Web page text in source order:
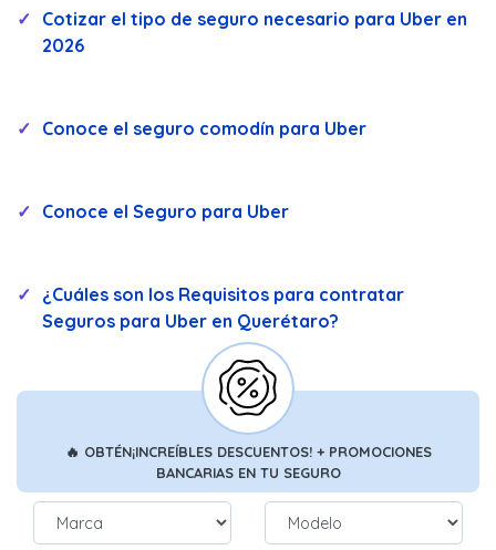
Cotizar el tipo de seguro necesario para Uber en
2026
Conoce el seguro comodín para Uber
Conoce el Seguro para Uber
¿Cuáles son los Requisitos para contratar
Seguros para Uber en Querétaro?
🔥 OBTÉN¡INCREÍBLES DESCUENTOS! + PROMOCIONES
BANCARIAS EN TU SEGURO